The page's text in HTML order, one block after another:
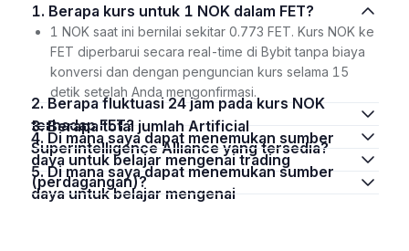
1. Berapa kurs untuk 1 NOK dalam FET?
1 NOK saat ini bernilai sekitar 0.773 FET. Kurs NOK ke
FET diperbarui secara real-time di Bybit tanpa biaya
konversi dan dengan penguncian kurs selama 15
detik setelah Anda mengonfirmasi.
2. Berapa fluktuasi 24 jam pada kurs NOK
terhadap FET?
3. Berapa total jumlah Artificial
Superintelligence Alliance yang tersedia?
4. Di mana saya dapat menemukan sumber
daya untuk belajar mengenai trading
(perdagangan)?
5. Di mana saya dapat menemukan sumber
daya untuk belajar mengenai